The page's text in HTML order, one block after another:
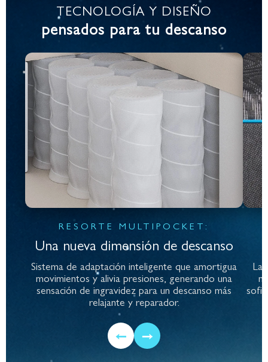
TECNOLOGÍA Y DISEÑO
pensados para tu descanso
RESORTE MULTIPOCKET:
Una nueva dimensión de descanso
Sistema de adaptación inteligente que amortigua
movimientos y alivia presiones, generando una
sensación de ingravidez para un descanso más
relajante y reparador.
La
← →